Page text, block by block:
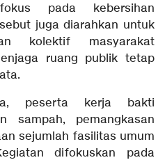
pada kebersihan
juga diarahkan untuk
kolektif masyarakat
ruang publik tetap
peserta kerja bakti
sampah, pemangkasan
sejumlah fasilitas umum
difokuskan pada